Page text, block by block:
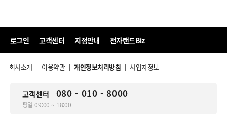
로그인 고객센터 지점안내 전자랜드Biz
회사소개 | 이용약관 | 개인정보처리방침 | 사업자정보
고객센터 080 - 010 - 8000
평일 09:00 ~ 18:00